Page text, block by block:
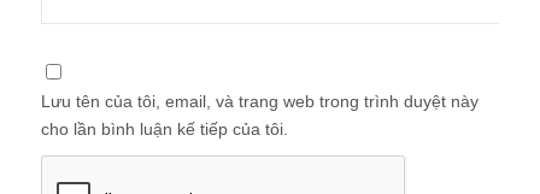
Lưu tên của tôi, email, và trang web trong trình duyệt này
cho lần bình luận kế tiếp của tôi.